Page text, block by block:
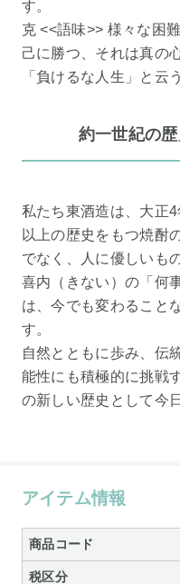
す。
克 <<語味>> 様々な困
己に勝つ、それは真の
「負けるな人生」と云
約一世紀の
私たち東酒造は、大正
以上の歴史をもつ焼酎
でなく、人に優しいも
喜内（きない）の「何
は、今でも変わること
す。
自然とともに歩み、伝
能性にも積極的に挑戦
の新しい歴史として今
アイテム情報
商品コード
税区分